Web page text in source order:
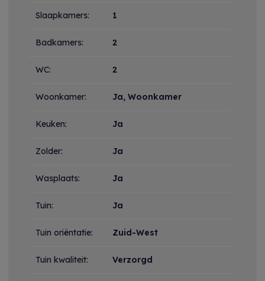
Indeling
Slaapkamers: 1
Badkamers: 2
WC: 2
Woonkamer: Ja, Woonkamer
Keuken: Ja
Zolder: Ja
Wasplaats: Ja
Tuin: Ja
Tuin oriëntatie: Zuid-West
Tuin kwaliteit: Verzorgd